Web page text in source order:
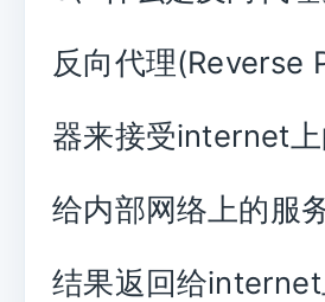
反向代理(Reverse
器来接受internet
给内部网络上的服
结果返回给